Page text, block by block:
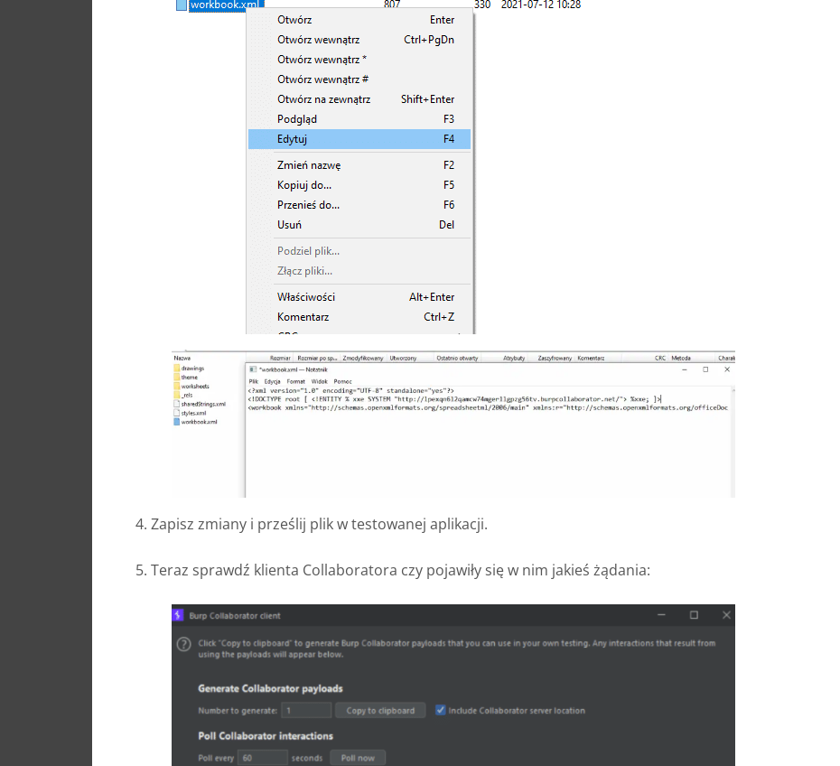
4. Zapisz zmiany i prześlij plik w testowanej aplikacji.
5. Teraz sprawdź klienta Collaboratora czy pojawiły się w nim jakieś żądania: